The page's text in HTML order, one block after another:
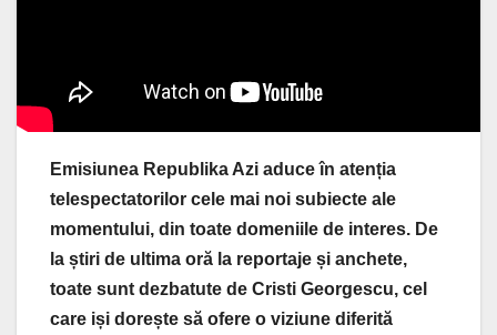
Emisiunea Republika Azi aduce în atenția
telespectatorilor cele mai noi subiecte ale
momentului, din toate domeniile de interes. De
la știri de ultima oră la reportaje și anchete,
toate sunt dezbatute de Cristi Georgescu, cel
care iși dorește să ofere o viziune diferită